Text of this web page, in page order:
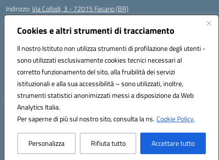
Cookies e altri strumenti di tracciamento
Il nostro Istituto non utilizza strumenti di profilazione degli utenti -
sono utilizzati esclusivamente cookies tecnici necessari al
corretto funzionamento del sito, alla fruibilità dei servizi
istituzionali e alla sua accessibilità – sono utilizzati, inoltre,
strumenti statistici anonimizzati messi a disposizione da Web
Analytics Italia.
Per saperne di più sul nostro sito, consulta la ns.Cookie Policy.
Personalizza Rifiuta tutto Accettare tutto
Indirizzo:Via Collodi, 3 - 72015 Fasano (BR)
Centralino:
Posta elettronica certificata (PEC):bric839004@pec.istruzione.it
Codice fiscale: 90059320748
Codice meccanografico:BRIC839004
Codice Indice delle Pubbliche Amministrazioni (IPA): istsc_bree02200r
Codice unico di fatturazione (CUF): MIL3BD
Hosting & Powered by 3D Solution S.r.l.
Concept & Design by Designers Italia